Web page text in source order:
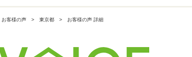
お客様の声 東京都 お客様の声 詳細